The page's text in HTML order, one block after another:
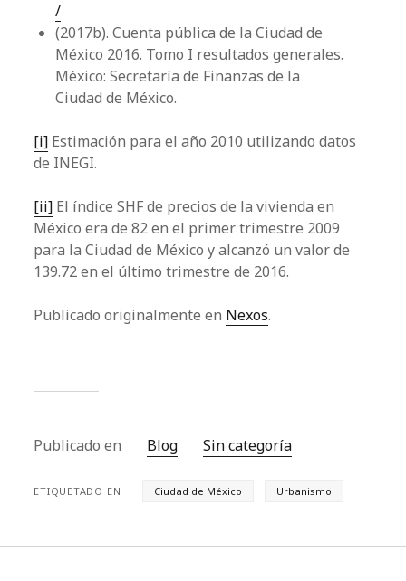
/
(2017b). Cuenta pública de la Ciudad de
México 2016. Tomo I resultados generales.
México: Secretaría de Finanzas de la
Ciudad de México.
[i] Estimación para el año 2010 utilizando datos
de INEGI.
[ii] El índice SHF de precios de la vivienda en
México era de 82 en el primer trimestre 2009
para la Ciudad de México y alcanzó un valor de
139.72 en el último trimestre de 2016.
Publicado originalmente en Nexos.
Publicado en Blog Sin categoría
ETIQUETADO EN Ciudad de México Urbanismo